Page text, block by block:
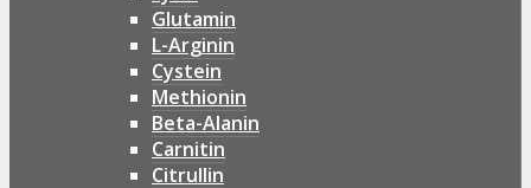
Glutamin
L-Arginin
Cystein
Methionin
Beta-Alanin
Carnitin
Citrullin